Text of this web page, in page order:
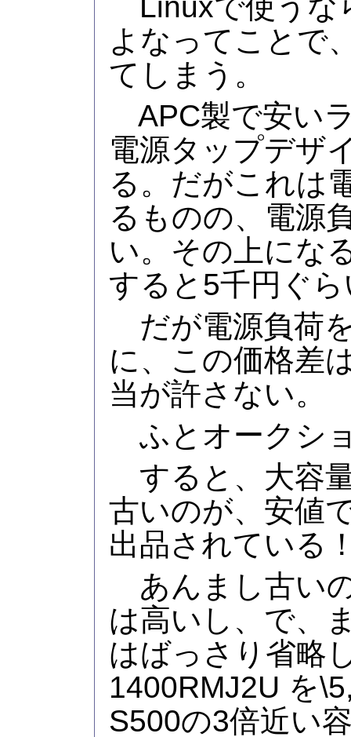
よなってことで
てしまう。
APC製で安い
電源タップデザ
る。だがこれは
るものの、電源
い。その上にな
すると5千円ぐ
だが電源負荷
に、この価格差
当が許さない。
ふとオークシ
すると、大容
古いのが、安値
出品されている
あんまし古い
は高いし、で、
はばっさり省略
1400RMJ2U を
S500の3倍近い